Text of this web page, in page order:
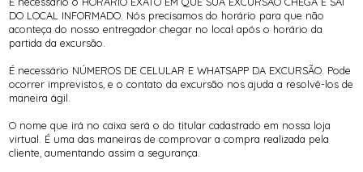
DO LOCAL INFORMADO. Nós precisamos do horário para que não
aconteça do nosso entregador chegar no local após o horário da
partida da excursão.
É necessário NÚMEROS DE CELULAR E WHATSAPP DA EXCURSÃO. Pode
ocorrer imprevistos, e o contato da excursão nos ajuda a resolvê-los de
maneira ágil.
O nome que irá no caixa será o do titular cadastrado em nossa loja
virtual. É uma das maneiras de comprovar a compra realizada pela
cliente, aumentando assim a segurança.